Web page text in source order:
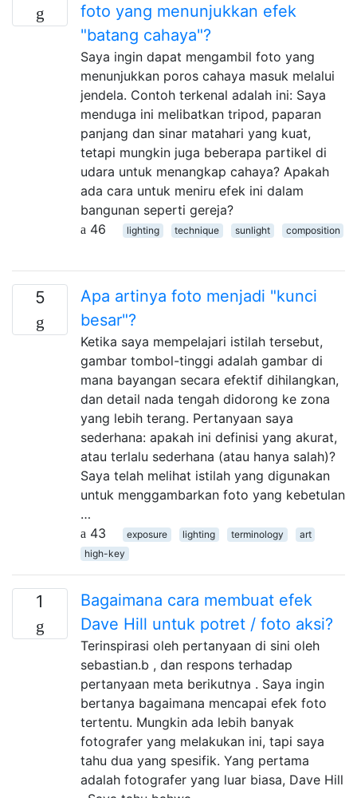
foto yang menunjukkan efek
"batang cahaya"?
Saya ingin dapat mengambil foto yang
menunjukkan poros cahaya masuk melalui
jendela. Contoh terkenal adalah ini: Saya
menduga ini melibatkan tripod, paparan
panjang dan sinar matahari yang kuat,
tetapi mungkin juga beberapa partikel di
udara untuk menangkap cahaya? Apakah
ada cara untuk meniru efek ini dalam
bangunan seperti gereja?
46
lighting technique sunlight composition
5
Apa artinya foto menjadi "kunci
besar"?
Ketika saya mempelajari istilah tersebut,
gambar tombol-tinggi adalah gambar di
mana bayangan secara efektif dihilangkan,
dan detail nada tengah didorong ke zona
yang lebih terang. Pertanyaan saya
sederhana: apakah ini definisi yang akurat,
atau terlalu sederhana (atau hanya salah)?
Saya telah melihat istilah yang digunakan
untuk menggambarkan foto yang kebetulan
…
43
exposure lighting terminology
art
high-key
1
Bagaimana cara membuat efek
Dave Hill untuk potret / foto aksi?
Terinspirasi oleh pertanyaan di sini oleh
sebastian.b , dan respons terhadap
pertanyaan meta berikutnya . Saya ingin
bertanya bagaimana mencapai efek foto
tertentu. Mungkin ada lebih banyak
fotografer yang melakukan ini, tapi saya
tahu dua yang spesifik. Yang pertama
adalah fotografer yang luar biasa, Dave Hill